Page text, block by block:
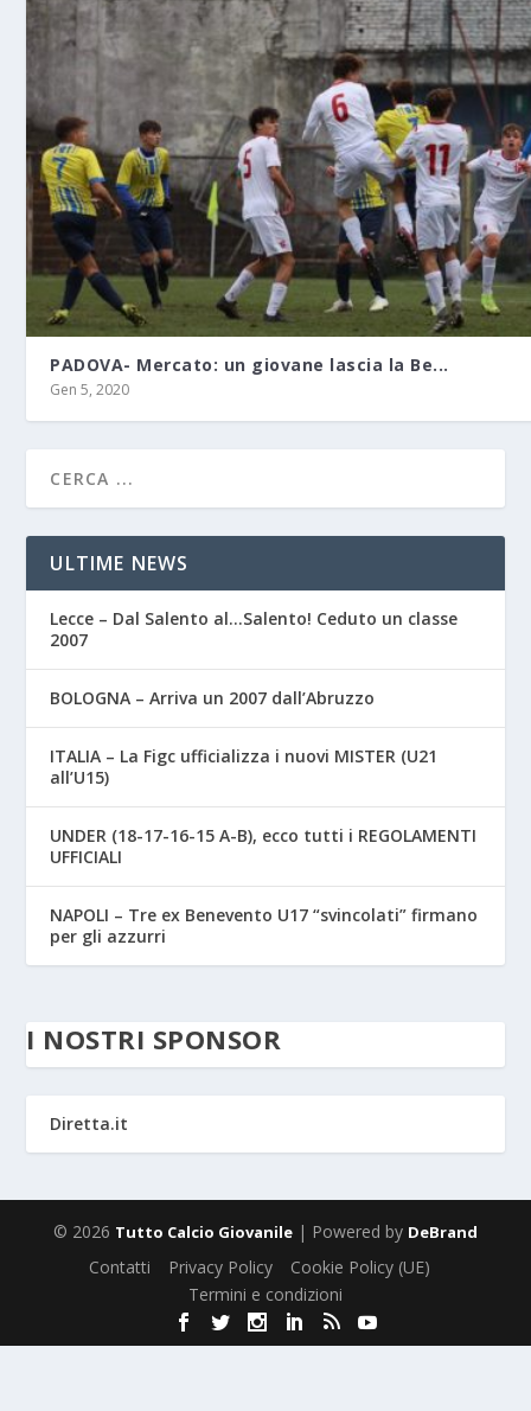
PADOVA- Mercato: un giovane lascia la Be...
Gen 5, 2020
ULTIME NEWS
Lecce – Dal Salento al…Salento! Ceduto un classe
2007
BOLOGNA – Arriva un 2007 dall’Abruzzo
ITALIA – La Figc ufficializza i nuovi MISTER (U21
all’U15)
UNDER (18-17-16-15 A-B), ecco tutti i REGOLAMENTI
UFFICIALI
NAPOLI – Tre ex Benevento U17 “svincolati” firmano
per gli azzurri
I NOSTRI SPONSOR
Diretta.it
© 2026 Tutto Calcio Giovanile | Powered by DeBrand
Contatti Privacy Policy
Cookie Policy (UE)
Termini e condizioni